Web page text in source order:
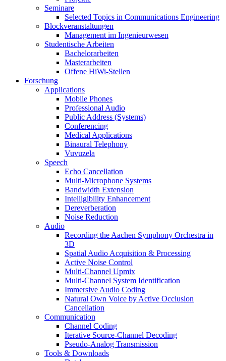
Seminare
Selected Topics in Communications Engineering
Blockveranstaltungen
Management im Ingenieurwesen
Studentische Arbeiten
Bachelorarbeiten
Masterarbeiten
Offene HiWi-Stellen
Forschung
Applications
Mobile Phones
Professional Audio
Public Address (Systems)
Conferencing
Medical Applications
Binaural Telephony
Vuvuzela
Speech
Echo Cancellation
Multi-Microphone Systems
Bandwidth Extension
Intelligibility Enhancement
Dereverberation
Noise Reduction
Audio
Recording the Aachen Symphony Orchestra in
3D
Spatial Audio Acquisition & Processing
Active Noise Control
Multi-Channel Upmix
Multi-Channel System Identification
Immersive Audio Coding
Natural Own Voice by Active Occlusion
Cancellation
Communication
Channel Coding
Iterative Source-Channel Decoding
Pseudo-Analog Transmission
Tools & Downloads